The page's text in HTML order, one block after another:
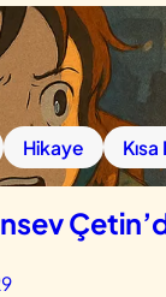
Hikaye